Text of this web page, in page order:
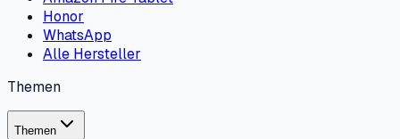
Honor
WhatsApp
Alle Hersteller
Themen
Themen